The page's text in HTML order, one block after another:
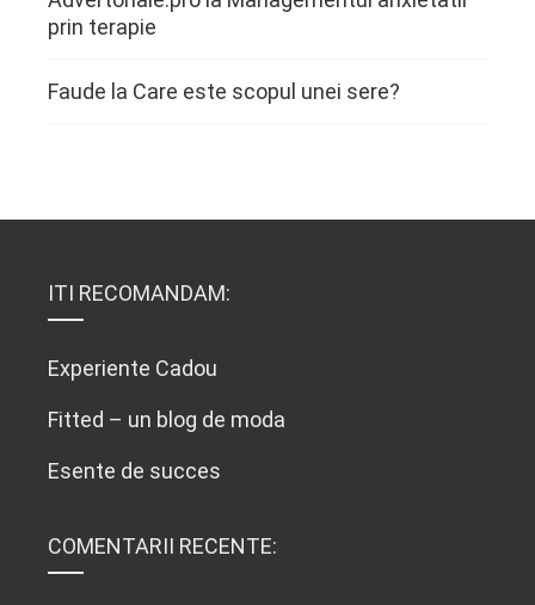
prin terapie
Faude la Care este scopul unei sere?
ITI RECOMANDAM:
Experiente Cadou
Fitted – un blog de moda
Esente de succes
COMENTARII RECENTE: